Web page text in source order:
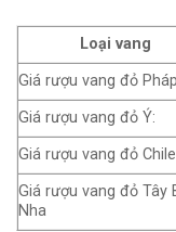
Loại vang
Giá rượu vang đỏ
Giá rượu vang đỏ Ý:
Giá rượu vang đỏ
Giá rượu vang đỏ Tây
Nha